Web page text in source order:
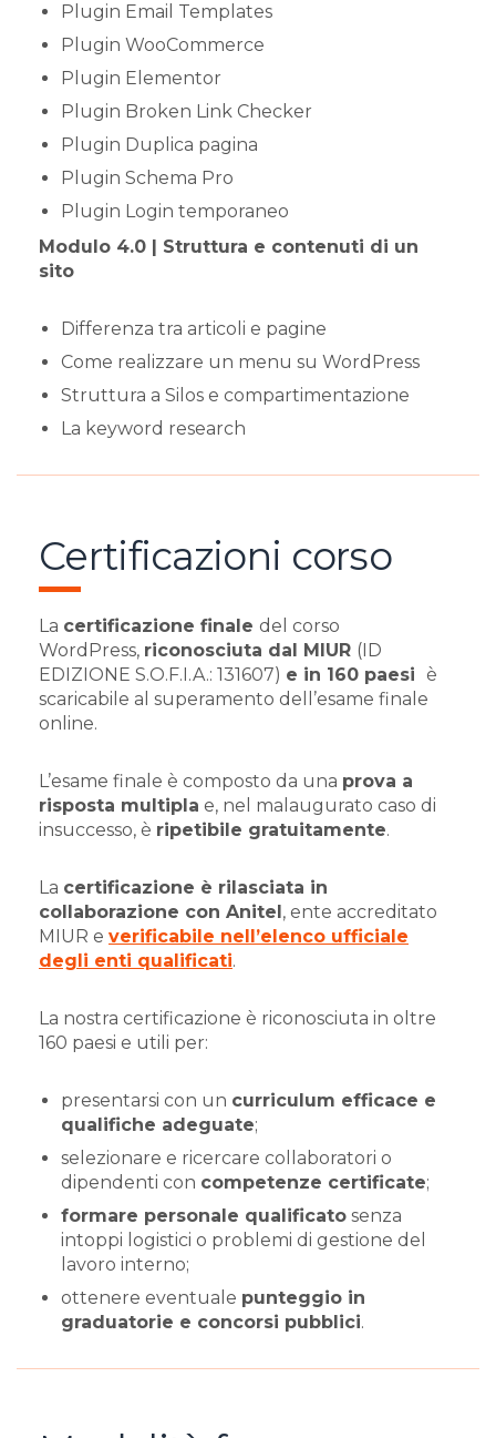
Plugin Email Templates
Plugin WooCommerce
Plugin Elementor
Plugin Broken Link Checker
Plugin Duplica pagina
Plugin Schema Pro
Plugin Login temporaneo
Modulo 4.0 | Struttura e contenuti di un
sito
Differenza tra articoli e pagine
Come realizzare un menu su WordPress
Struttura a Silos e compartimentazione
La keyword research
Certificazioni corso
La certificazione finale del corso
WordPress, riconosciuta dal MIUR (ID
EDIZIONE S.O.F.I.A.: 131607) e in 160 paesi è
scaricabile al superamento dell’esame finale
online.
L’esame finale è composto da una prova a
risposta multipla e, nel malaugurato caso di
insuccesso, è ripetibile gratuitamente.
La certificazione è rilasciata in
collaborazione con Anitel , ente accreditato
MIUR e verificabile nell’elenco ufficiale
degli enti qualificati.
La nostra certificazione è riconosciuta in oltre
160 paesi e utili per:
presentarsi con un curriculum efficace e
qualifiche adeguate;
selezionare e ricercare collaboratori o
dipendenti con competenze certificate;
formare personale qualificato senza
intoppi logistici o problemi di gestione del
lavoro interno;
ottenere eventuale punteggio in
graduatorie e concorsi pubblici.